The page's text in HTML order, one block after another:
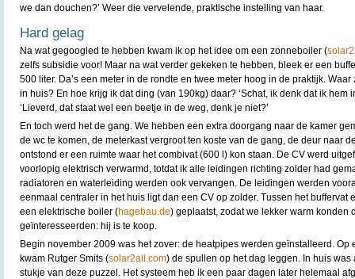
we dan douchen?’ Weer die vervelende, praktische instelling van haar.
Hard gelag
Na wat gegoogled te hebben kwam ik op het idee om een zonneboiler (
zelfs subsidie voor! Maar na wat verder gekeken te hebben, bleek er een
500 liter. Da’s een meter in de rondte en twee meter hoog in de praktijk.
in huis? En hoe krijg ik dat ding (van 190kg) daar? ‘Schat, ik denk dat ik hem
‘Lieverd, dat staat wel een beetje in de weg, denk je niet?’
En toch werd het de gang. We hebben een extra doorgang naar de kamer
de wc te komen, de meterkast vergroot ten koste van de gang, de deur naar
ontstond er een ruimte waar het combivat (600 l) kon staan. De CV werd
voorlopig elektrisch verwarmd, totdat ik alle leidingen richting zolder had
radiatoren en waterleiding werden ook vervangen. De leidingen werden
eenmaal centraler in het huis ligt dan een CV op zolder. Tussen het buffervat
een elektrische boiler (hagebau.de) geplaatst, zodat we lekker warm konden
geïnteresseerden: hij is te koop.
Begin november 2009 was het zover: de heatpipes werden geïnstalleerd. Op
kwam Rutger Smits (solar2all.com) de spullen op het dag leggen. In huis
stukje van deze puzzel. Het systeem heb ik een paar dagen later helemaal